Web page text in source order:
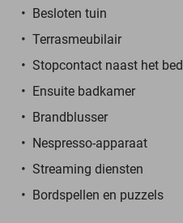
Besloten tuin
Terrasmeubilair
Stopcontact naast het bed
Ensuite badkamer
Brandblusser
Nespresso-apparaat
Streaming diensten
Bordspellen en puzzels